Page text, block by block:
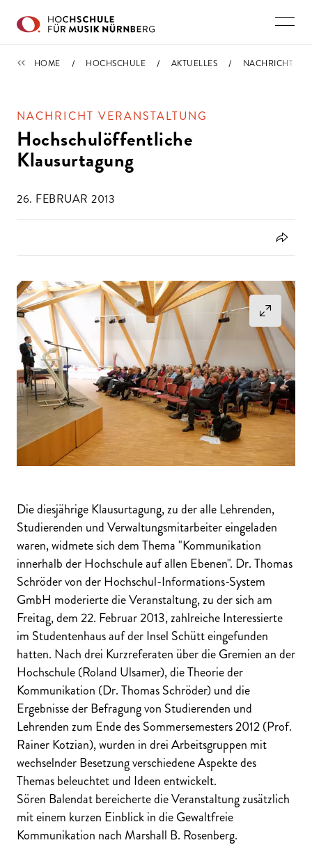
IMPORTIERT
HOME HOCHSCHULE AKTUELLES NACHRICHT
NACHRICHT VERANSTALTUNG
Hochschulöffentliche
Klausurtagung
26. FEBRUAR 2013
Die diesjährige Klausurtagung, zu der alle Lehrenden,
Studierenden und Verwaltungsmitarbeiter eingeladen
waren, widmete sich dem Thema "Kommunikation
innerhalb der Hochschule auf allen Ebenen". Dr. Thomas
Schröder von der Hochschul-Informations-System
GmbH moderierte die Veranstaltung, zu der sich am
Freitag, dem 22. Februar 2013, zahlreiche Interessierte
im Studentenhaus auf der Insel Schütt eingefunden
hatten. Nach drei Kurzreferaten über die Gremien an der
Hochschule (Roland Ulsamer), die Theorie der
Kommunikation (Dr. Thomas Schröder) und die
Ergebnisse der Befragung von Studierenden und
Lehrenden zum Ende des Sommersemesters 2012 (Prof.
Rainer Kotzian), wurden in drei Arbeitsgruppen mit
wechselnder Besetzung verschiedene Aspekte des
Themas beleuchtet und Ideen entwickelt.
Sören Balendat bereicherte die Veranstaltung zusätzlich
mit einem kurzen Einblick in die Gewaltfreie
Kommunikation nach Marshall B. Rosenberg.